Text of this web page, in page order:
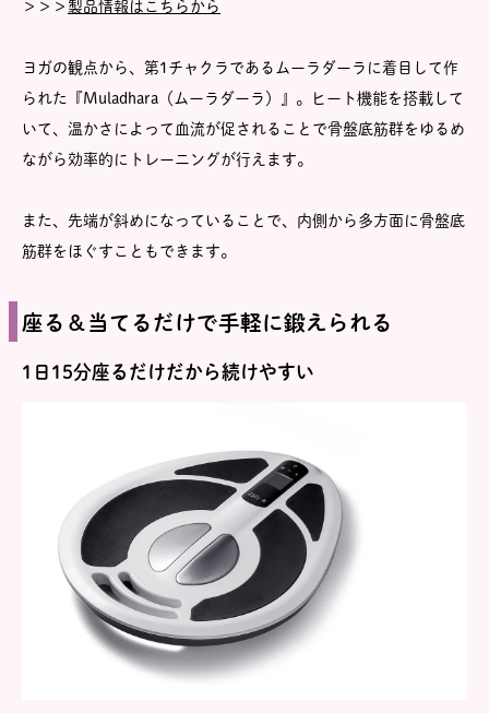
＞＞＞ 製品情報はこちらから
ヨガの観点から、第1チャクラであるムーラダーラに着目して作
られた『Muladhara（ムーラダーラ）』。ヒート機能を搭載して
いて、温かさによって血流が促されることで骨盤底筋群をゆるめ
ながら効率的にトレーニングが行えます。
また、先端が斜めになっていることで、内側から多方面に骨盤底
筋群をほぐすこともできます。
座る＆当てるだけで手軽に鍛えられる
1日15分座るだけだから続けやすい